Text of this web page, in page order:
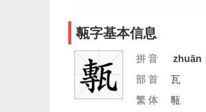
甎字基本信息
拼 音
zhuān
部 首
瓦
繁 体
甎